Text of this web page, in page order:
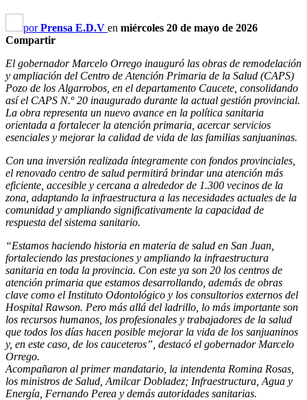
porPrensa E.D.V en miércoles 20 de mayo de 2026
Compartir
El gobernador Marcelo Orrego inauguró las obras de remodelación
y ampliación del Centro de Atención Primaria de la Salud (CAPS)
Pozo de los Algarrobos, en el departamento Caucete, consolidando
así el CAPS N.º 20 inaugurado durante la actual gestión provincial.
La obra representa un nuevo avance en la política sanitaria
orientada a fortalecer la atención primaria, acercar servicios
esenciales y mejorar la calidad de vida de las familias sanjuaninas.
Con una inversión realizada íntegramente con fondos provinciales,
el renovado centro de salud permitirá brindar una atención más
eficiente, accesible y cercana a alrededor de 1.300 vecinos de la
zona, adaptando la infraestructura a las necesidades actuales de la
comunidad y ampliando significativamente la capacidad de
respuesta del sistema sanitario.
“Estamos haciendo historia en materia de salud en San Juan,
fortaleciendo las prestaciones y ampliando la infraestructura
sanitaria en toda la provincia. Con este ya son 20 los centros de
atención primaria que estamos desarrollando, además de obras
clave como el Instituto Odontológico y los consultorios externos del
Hospital Rawson. Pero más allá del ladrillo, lo más importante son
los recursos humanos, los profesionales y trabajadores de la salud
que todos los días hacen posible mejorar la vida de los sanjuaninos
y, en este caso, de los cauceteros”, destacó el gobernador Marcelo
Orrego.
Acompañaron al primer mandatario, la intendenta Romina Rosas,
los ministros de Salud, Amilcar Dobladez; Infraestructura, Agua y
Energía, Fernando Perea y demás autoridades sanitarias.